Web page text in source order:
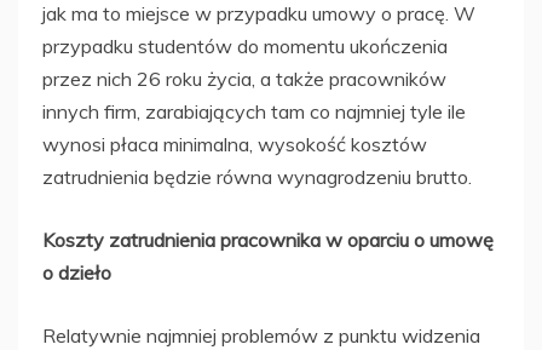
jak ma to miejsce w przypadku umowy o pracę. W
przypadku studentów do momentu ukończenia
przez nich 26 roku życia, a także pracowników
innych firm, zarabiających tam co najmniej tyle ile
wynosi płaca minimalna, wysokość kosztów
zatrudnienia będzie równa wynagrodzeniu brutto.
Koszty zatrudnienia pracownika w oparciu o umowę
o dzieło
Relatywnie najmniej problemów z punktu widzenia